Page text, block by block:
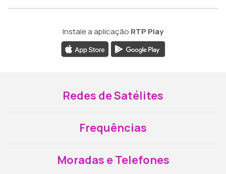
Instale a aplicação RTP Play
Redes de Satélites
Frequências
Moradas e Telefones